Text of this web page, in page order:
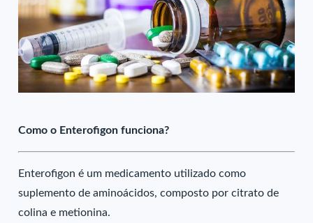
Como o Enterofigon funciona?
Enterofigon é um medicamento utilizado como
suplemento de aminoácidos, composto por citrato de
colina e metionina.